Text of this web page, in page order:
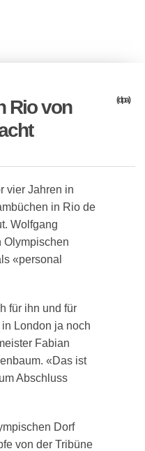
Rio von
(dpa)
vier Jahren in
in Rio de
Wolfgang
Olympischen
«personal
für ihn und für
London ja noch
Fabian
«Das ist
Abschluss
Dorf
von der Tribüne